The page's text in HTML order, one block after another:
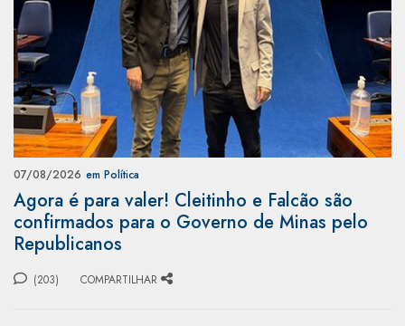
07/08/2026 em Política
Agora é para valer! Cleitinho e Falcão são
confirmados para o Governo de Minas pelo
Republicanos
(203) COMPARTILHAR